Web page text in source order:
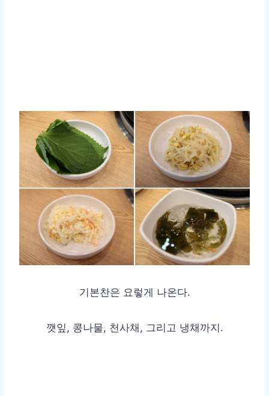
기본찬은 요렇게 나온다.
깻잎, 콩나물, 천사채, 그리고 냉채까지.